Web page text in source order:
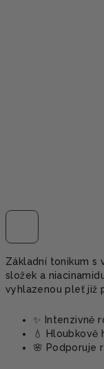
Základní tonikum s
složek a
vyhlazenou pleť již
✨ Intenzivně
💧
🌸 Podporuje